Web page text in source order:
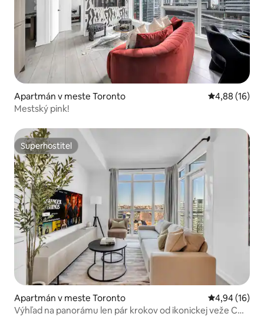
Apartmán v meste Toronto Priemerné
4,88 (16)
Mestský pink!
Superhostiteľ
Superhostiteľ
Apartmán v meste Toronto Priemerné
4,94 (16)
Výhľad na panorámu len pár krokov od ikonickej veže CN